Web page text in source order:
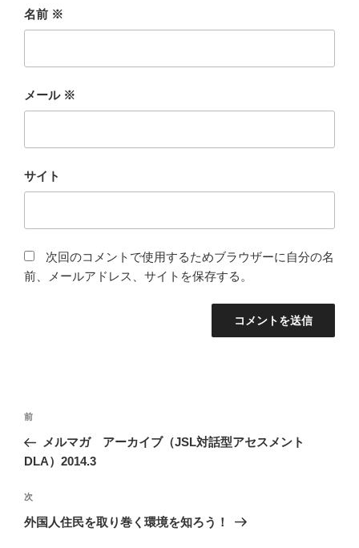
名前 ※
メール ※
サイト
次回のコメントで使用するためブラウザーに自分の名
前、メールアドレス、サイトを保存する。
投
ナ
ゲ
ー
前
の
投
前
メルマガ アーカイブ（JSL対話型アセスメント
DLA）2014.3
次
の
次
外国人住民を取り巻く環境を知ろう！